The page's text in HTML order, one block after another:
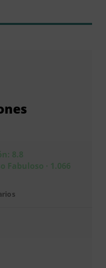
8.8
Fabuloso · 1.066